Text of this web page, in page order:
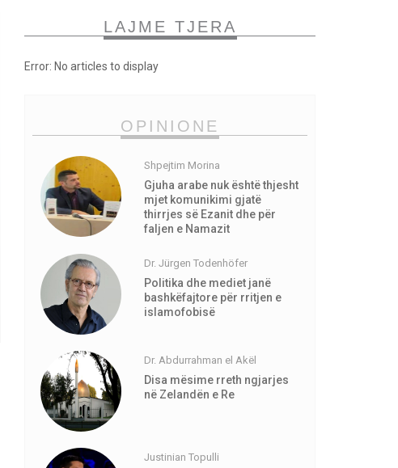
LAJME TJERA
Error: No articles to display
OPINIONE
Shpejtim Morina
Gjuha arabe nuk është thjesht
mjet komunikimi gjatë
thirrjes së Ezanit dhe për
faljen e Namazit
Dr. Jürgen Todenhöfer
Politika dhe mediet janë
bashkëfajtore për rritjen e
islamofobisë
Dr. Abdurrahman el Akël
Disa mësime rreth ngjarjes
në Zelandën e Re
Justinian Topulli